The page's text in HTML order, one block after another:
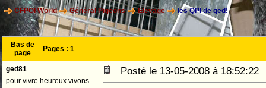
CFPOI World Général Pigeons Elevage les QPI de ged!
Bas de
page
Pages : 1
ged81
pour vivre heureux vivons
Posté le 13-05-2008 à